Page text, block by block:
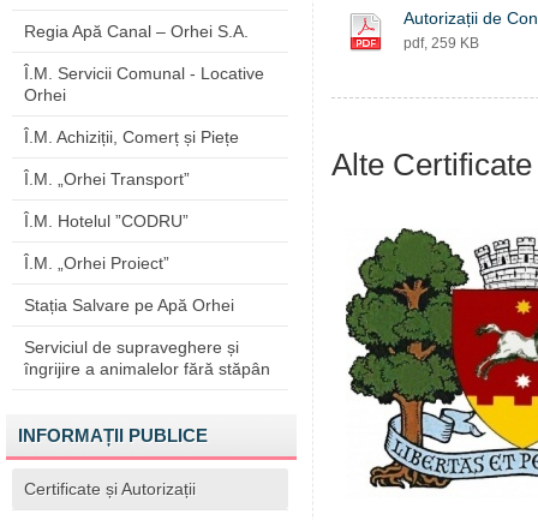
Regia Apă Canal – Orhei S.A.
Î.M. Servicii Comunal - Locative
Orhei
Î.M. Achiziții, Comerț și Piețe
Î.M. „Orhei Transport”
Î.M. Hotelul ”CODRU”
Î.M. „Orhei Proiect”
Stația Salvare pe Apă Orhei
Serviciul de supraveghere și
îngrijire a animalelor fără stăpân
INFORMAȚII PUBLICE
Certificate și Autorizații
Autorizații de
pdf, 259 KB
Alte